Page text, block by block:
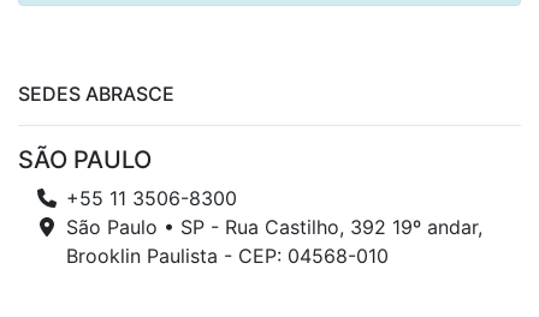
SEDES ABRASCE
SÃO PAULO
+55 11 3506-8300
São Paulo • SP - Rua Castilho, 392 19º andar,
Brooklin Paulista - CEP: 04568-010